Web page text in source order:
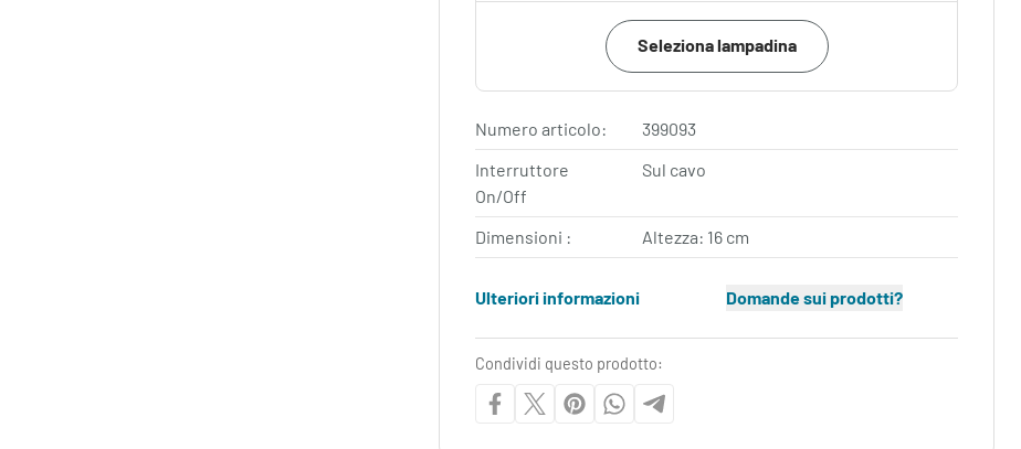
Seleziona lampadina
Numero articolo:
399093
Interruttore
On/Off
Sul cavo
Dimensioni : Altezza: 16 cm
Ulteriori informazioni Domande sui prodotti?
Condividi questo prodotto: